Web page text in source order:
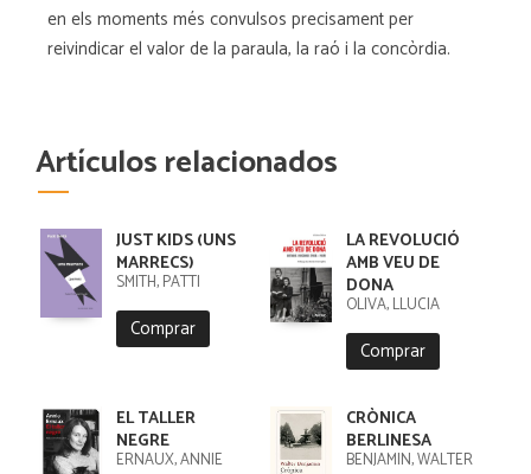
en els moments més convulsos precisament per
reivindicar el valor de la paraula, la raó i la concòrdia.
Artículos relacionados
JUST KIDS (UNS
MARRECS)
SMITH, PATTI
Comprar
LA REVOLUCIÓ
AMB VEU DE
DONA
OLIVA, LLÚCIA
Comprar
EL TALLER
NEGRE
ERNAUX, ANNIE
CRÒNICA
BERLINESA
BENJAMIN, WALTER